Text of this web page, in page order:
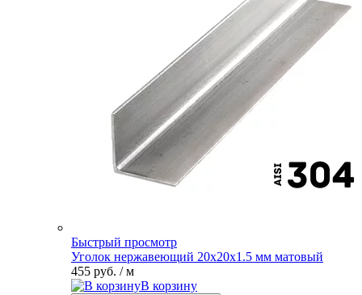
Быстрый просмотр
Уголок нержавеющий 20х20х1.5 мм матовый
455 руб. / м
В корзину